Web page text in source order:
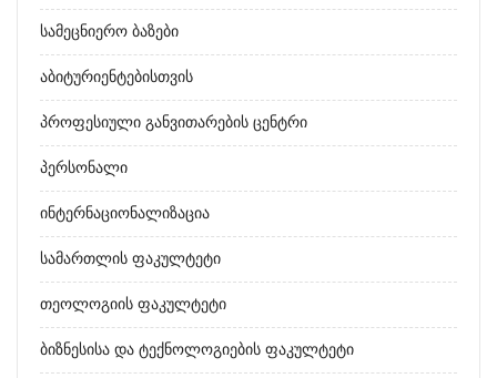
Სამეცნიერო Ბაზები
Აბიტურიენტებისთვის
Პროფესიული Განვითარების Ცენტრი
Პერსონალი
Ინტერნაციონალიზაცია
Სამართლის Ფაკულტეტი
Თეოლოგიის Ფაკულტეტი
Ბიზნესისა Და Ტექნოლოგიების Ფაკულტეტი